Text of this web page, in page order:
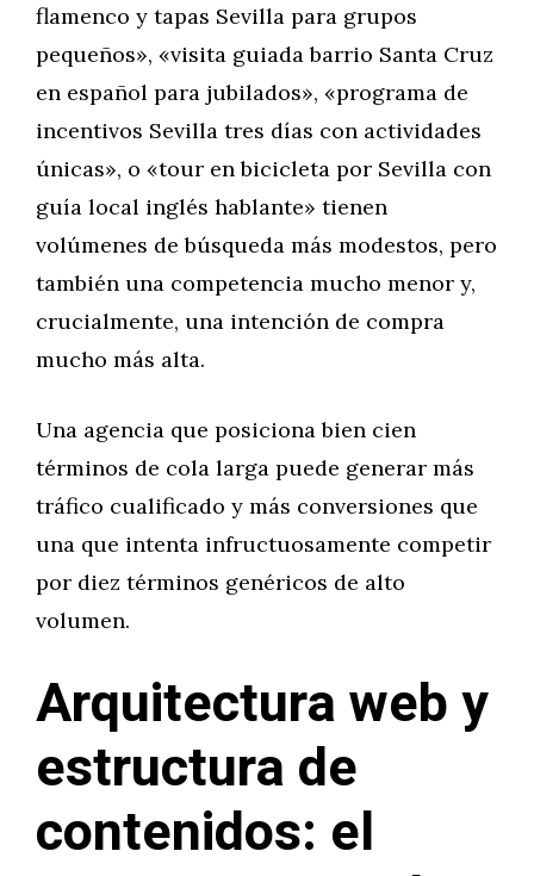
flamenco y tapas Sevilla para grupos
pequeños», «visita guiada barrio Santa Cruz
en español para jubilados», «programa de
incentivos Sevilla tres días con actividades
únicas», o «tour en bicicleta por Sevilla con
guía local inglés hablante» tienen
volúmenes de búsqueda más modestos, pero
también una competencia mucho menor y,
crucialmente, una intención de compra
mucho más alta.
Una agencia que posiciona bien cien
términos de cola larga puede generar más
tráfico cualificado y más conversiones que
una que intenta infructuosamente competir
por diez términos genéricos de alto
volumen.
Arquitectura web y
estructura de
contenidos: el